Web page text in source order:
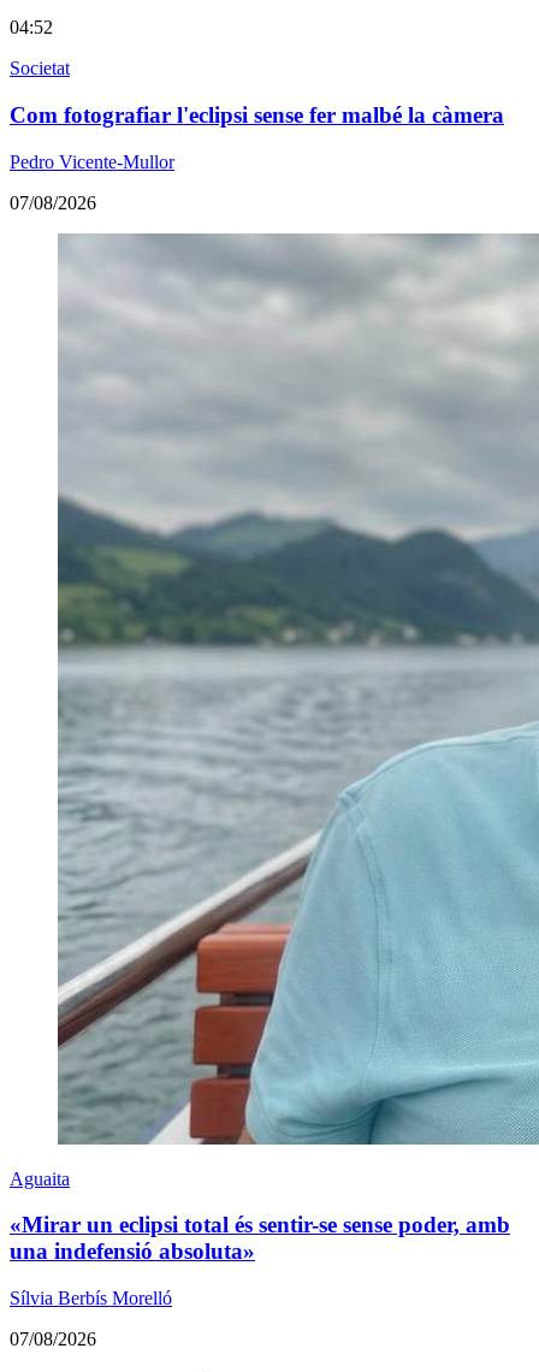
04:52
Societat
Com fotografiar l'eclipsi sense fer malbé la càmera
Pedro Vicente-Mullor
07/08/2026
Aguaita
«Mirar un eclipsi total és sentir-se sense poder, amb
una indefensió absoluta»
Sílvia Berbís Morelló
07/08/2026